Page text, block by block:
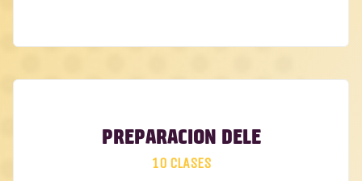
PREPARACIÓN DELE
10 CLASES